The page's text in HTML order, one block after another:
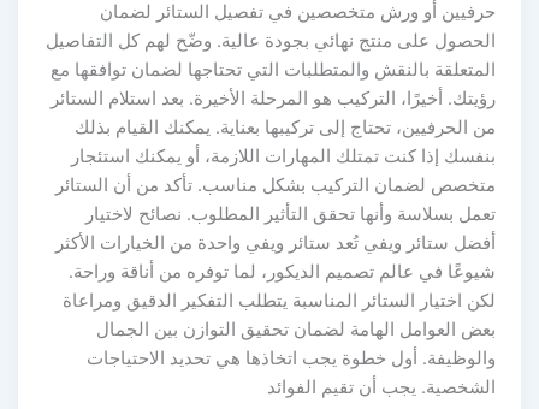
حرفيين أو ورش متخصصين في تفصيل الستائر لضمان
الحصول على منتج نهائي بجودة عالية. وضّح لهم كل التفاصيل
المتعلقة بالنقش والمتطلبات التي تحتاجها لضمان توافقها مع
رؤيتك. أخيرًا، التركيب هو المرحلة الأخيرة. بعد استلام الستائر
من الحرفيين، تحتاج إلى تركيبها بعناية. يمكنك القيام بذلك
بنفسك إذا كنت تمتلك المهارات اللازمة، أو يمكنك استئجار
متخصص لضمان التركيب بشكل مناسب. تأكد من أن الستائر
تعمل بسلاسة وأنها تحقق التأثير المطلوب. نصائح لاختيار
أفضل ستائر ويفي تُعد ستائر ويفي واحدة من الخيارات الأكثر
شيوعًا في عالم تصميم الديكور، لما توفره من أناقة وراحة.
لكن اختيار الستائر المناسبة يتطلب التفكير الدقيق ومراعاة
بعض العوامل الهامة لضمان تحقيق التوازن بين الجمال
والوظيفة. أول خطوة يجب اتخاذها هي تحديد الاحتياجات
الشخصية. يجب أن تقيم الفوائد